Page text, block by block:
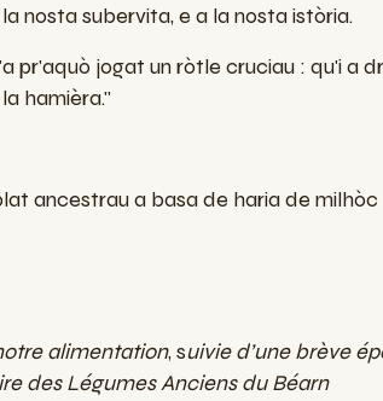
nosta subervita, e a la nosta istòria.
pr'aquò jogat un ròtle cruciau : qu'i a
hamièra."
ancestrau a basa de haria de milhòc
alimentation, suivie d’une brève
des Légumes Anciens du Béarn